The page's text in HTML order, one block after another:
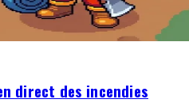
direct des incendies